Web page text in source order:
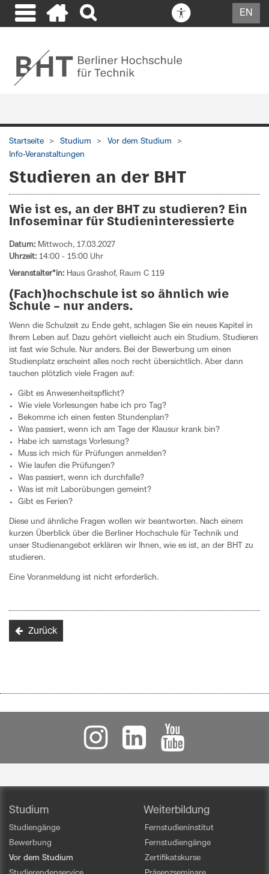
EN
Startseite Studium
Vor dem Studium
Info-Veranstaltungen
Studieren an der BHT
Wie ist es, an der BHT zu studieren? Ein
Infoseminar für Studieninteressierte
Datum: Mittwoch, 17.03.2027
Uhrzeit: 14:00 - 15:00 Uhr
Veranstalter*in: Haus Grashof, Raum C 119
(Fach)hochschule ist so ähnlich wie
Schule – nur anders.
Wenn die Schulzeit zu Ende geht, schlagen Sie ein neues Kapitel in
Ihrem Leben auf. Dazu gehört vielleicht auch ein Studium. Studieren
ist fast wie Schule. Nur anders. Bei der Bewerbung um einen
Studienplatz erscheint alles noch recht übersichtlich. Aber dann
tauchen plötzlich viele Fragen auf:
Gibt es Anwesenheitspflicht?
Wie viele Vorlesungen habe ich pro Tag?
Bekomme ich einen festen Stundenplan?
Was passiert, wenn ich am Tage der Klausur krank bin?
Habe ich samstags Vorlesung?
Muss ich mich für Prüfungen anmelden?
Wie laufen die Prüfungen?
Was passiert, wenn ich durchfalle?
Was ist mit Laborübungen gemeint?
Gibt es Ferien?
Diese und ähnliche Fragen wollen wir beantworten. Nach einem
kurzen Überblick über die Berliner Hochschule für Technik und
unser Studienangebot erklären wir Ihnen, wie es ist, an der BHT zu
studieren.
Eine Voranmeldung ist nicht erforderlich.
Zurück
Studium
Studiengänge
Bewerbung
Vor dem Studium
Weiterbildung
Fernstudieninstitut
Fernstudiengänge
Zertifikatskurse